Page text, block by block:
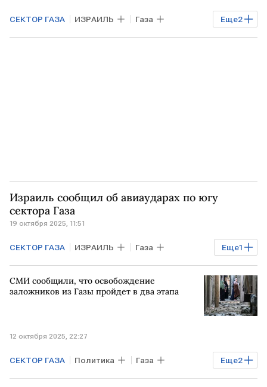
Еще2
СЕКТОР ГАЗА ИЗРАИЛЬ Газа
Биньямин Нетаньяху В мире
Израиль сообщил об авиаударах по югу
сектора Газа
19 октября 2025, 11:51
Еще1
СЕКТОР ГАЗА ИЗРАИЛЬ Газа
В мире
СМИ сообщили, что освобождение
заложников из Газы пройдет в два этапа
12 октября 2025, 22:27
Еще2
СЕКТОР ГАЗА Политика Газа
ИЗРАИЛЬ ХАМАС